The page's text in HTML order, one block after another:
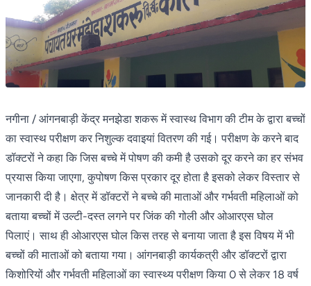
नगीना / आंगनबाड़ी केंद्र मनझेडा शकरू में स्वास्थ विभाग की टीम के द्वारा बच्चों
का स्वास्थ परीक्षण कर निशुल्क दवाइयां वितरण की गई। परीक्षण के करने बाद
डॉक्टरों ने कहा कि जिस बच्चे में पोषण की कमी है उसको दूर करने का हर संभव
प्रयास किया जाएगा, कुपोषण किस प्रकार दूर होता है इसको लेकर विस्तार से
जानकारी दी है। क्षेत्र में डॉक्टरों ने बच्चे की माताओं और गर्भवती महिलाओं को
बताया बच्चों में उल्टी-दस्त लगने पर जिंक की गोली और ओआरएस घोल
पिलाएं। साथ ही ओआरएस घोल किस तरह से बनाया जाता है इस विषय में भी
बच्चों की माताओं को बताया गया। आंगनबाड़ी कार्यकत्री और डॉक्टरों द्वारा
किशोरियों और गर्भवती महिलाओं का स्वास्थ्य परीक्षण किया 0 से लेकर 18 वर्ष